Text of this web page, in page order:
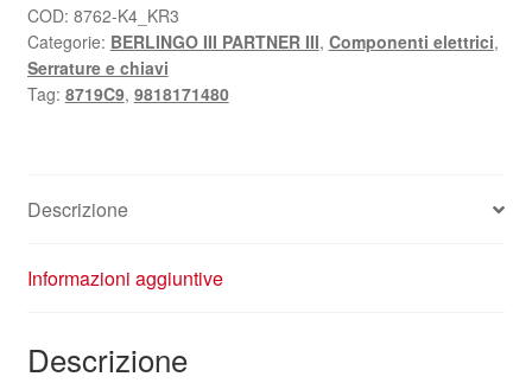
quinta
porta
posteriore
destra
8719C9
quantità
COD: 8762-K4_KR3
Categorie: BERLINGO III PARTNER III, Componenti elettrici,
Serrature e chiavi
Tag: 8719C9, 9818171480
Descrizione
Informazioni aggiuntive
Descrizione